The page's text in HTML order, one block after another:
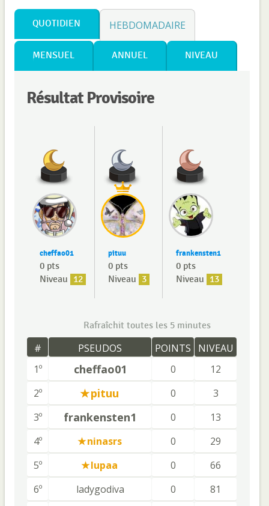
QUOTIDIEN HEBDOMADAIRE
MENSUEL ANNUEL NIVEAU
Résultat Provisoire
cheffao01
0 pts
Niveau 12
pituu
0 pts
Niveau 3
frankensten1
0 pts
Niveau 13
Rafraîchit toutes les 5 minutes
# PSEUDOS POINTS
NIVEAU
1º
cheffao01 0
12
2º
pituu 0
3
3º
frankensten1 0
13
4º
ninasrs 0
29
5º
lupaa 0
66
6º
ladygodiva 0 81